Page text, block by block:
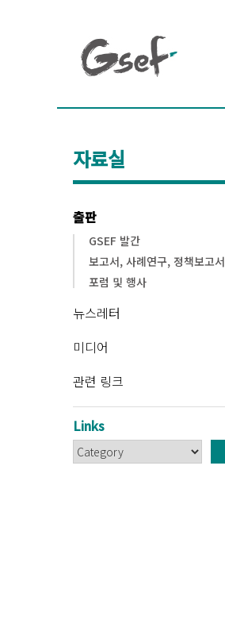
자료실
출판
GSEF 발간
보고서, 사례연구, 정책보고서
포럼 및 행사
뉴스레터
미디어
관련 링크
Links